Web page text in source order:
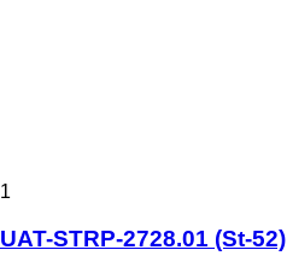
1
UAT-STRP-2728.01 (St-52)